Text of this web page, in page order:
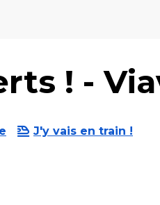
! -
J'y vais en train !